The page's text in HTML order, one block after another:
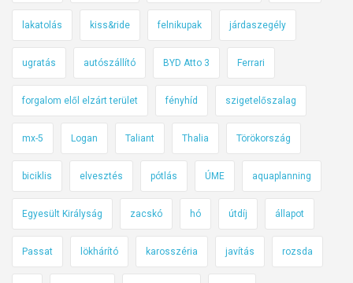
lakatolás kiss&ride felnikupak járdaszegély
ugratás autószállító BYD Atto 3 Ferrari
forgalom elől elzárt terület fényhíd szigetelőszalag
mx-5 Logan Taliant Thalia Törökország
biciklis elvesztés pótlás ÚME aquaplanning
Egyesült Királyság zacskó hó útdíj állapot
Passat lökhárító karosszéria javítás rozsda